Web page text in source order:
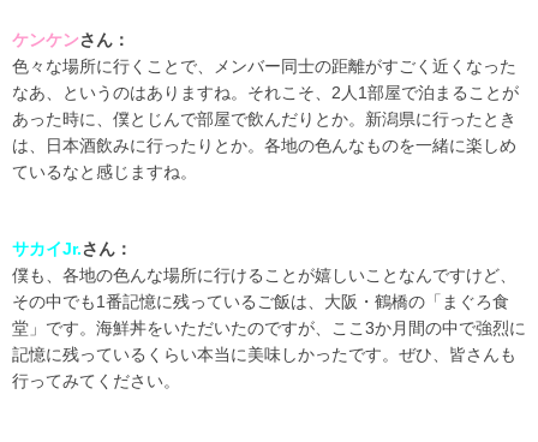
ケンケンさん：
色々な場所に行くことで、メンバー同士の距離がすごく近くなった
なあ、というのはありますね。それこそ、2人1部屋で泊まることが
あった時に、僕とじんで部屋で飲んだりとか。新潟県に行ったとき
は、日本酒飲みに行ったりとか。各地の色んなものを一緒に楽しめ
ているなと感じますね。
サカイJr.さん：
僕も、各地の色んな場所に行けることが嬉しいことなんですけど、
その中でも1番記憶に残っているご飯は、大阪・鶴橋の「まぐろ食
堂」です。海鮮丼をいただいたのですが、ここ3か月間の中で強烈に
記憶に残っているくらい本当に美味しかったです。ぜひ、皆さんも
行ってみてください。